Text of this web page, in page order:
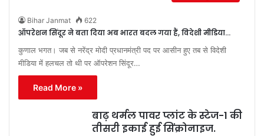
Bihar Janmat 622
ऑपरेशन सिंदूर ने बता दिया अब भारत बदल गया हैं, विदेशी मीडिया…
कुणाल भगत। जब से नरेंद्र मोदी प्रधानमंत्री पद पर आसीन हुए तब से विदेशी
मीडिया में हलचल तो थी पर ऑपरेशन सिंदूर…
Read More »
बाढ़ थर्मल पावर प्लांट के स्टेज-1 की
तीसरी इकाई हुई सिंक्रोनाइज.